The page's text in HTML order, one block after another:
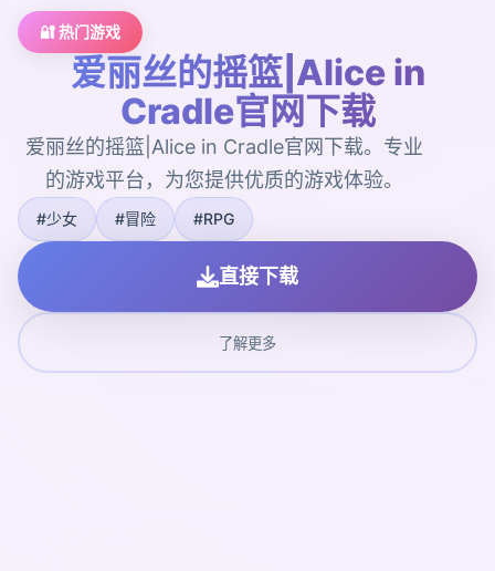
🔐 热门游戏
爱丽丝的摇篮|Alice in
Cradle官网下载
爱丽丝的摇篮|Alice in Cradle官网下载。专业
的游戏平台，为您提供优质的游戏体验。
#少女 #冒险 #RPG
直接下载
了解更多